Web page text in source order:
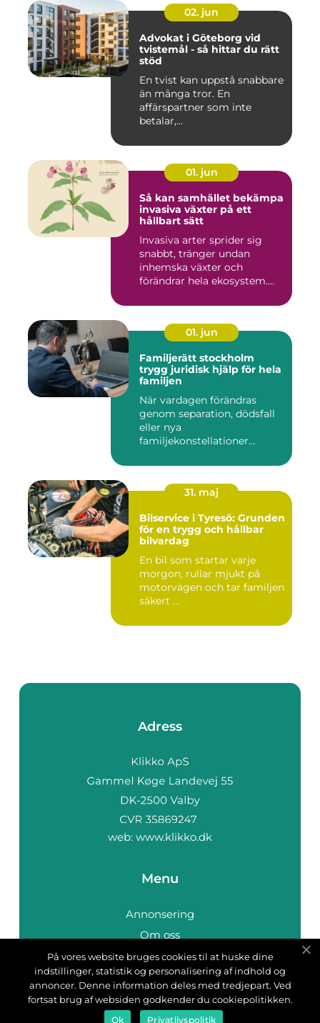
02. jun
Advokat i Göteborg vid
tvistemål - så hittar du rätt
stöd
En tvist kan uppstå snabbare
än många tror. En
affärspartner som inte
betalar,...
01. jun
Så kan samhället bekämpa
invasiva växter på ett
hållbart sätt
Invasiva arter sprider sig
snabbt, tränger undan
inhemska växter och
förändrar hela ekosystem.
01. jun
Familjerätt stockholm
trygg juridisk hjälp för hela
familjen
När vardagen förändras
genom separation, dödsfall
eller nya
familjekonstellationer
31. maj
Bilservice i Tyresö: Grunden
för en trygg och hållbar
bilvardag
En bil som startar varje
morgon, rullar mjukt på
motorvägen och tar familjen
säkert ...
Adress
web: www.klikko.dk
Menu
Annonsering
Om oss
Cookies
Kontakta oss
Sitemap
På vores website bruges cookies til at huske dine
indstillinger, statistik og personalisering af indhold og
annoncer. Denne information deles med tredjepart. Ved
fortsat brug af websiden godkender du cookiepolitikken.
Ok Privatlivspolitik